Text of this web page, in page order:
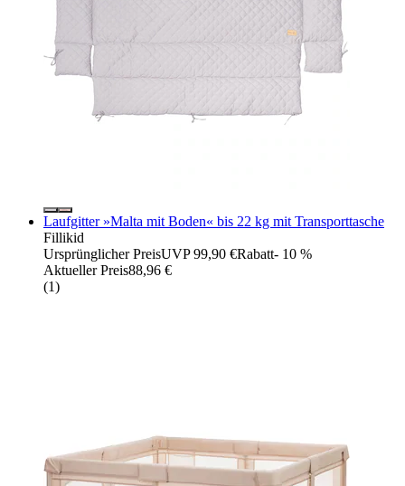
Laufgitter »Malta mit Boden« bis 22 kg mit Transporttasche
Fillikid
Ursprünglicher PreisUVP 99,90 €Rabatt- 10 %
Aktueller Preis88,96 €
(1)